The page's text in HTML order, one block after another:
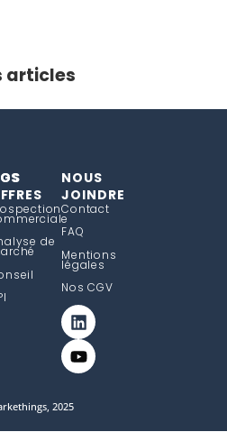
articles
de
NOUS
JOINDRE
Contact
FAQ
Mentions
légales
Nos CGV
2025